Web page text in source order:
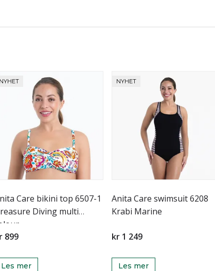
NYHET
Care bikini top 6507-1
Diving multi
899
Les mer
NYHET
Anita Care swimsuit 6208
Krabi Marine
kr 1 249
Les mer